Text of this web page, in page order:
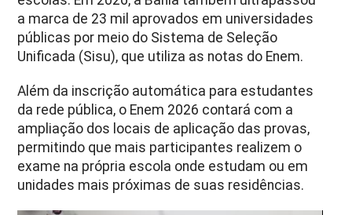
a marca de 23 mil aprovados em universidades
públicas por meio do Sistema de Seleção
Unificada (Sisu), que utiliza as notas do Enem.
Além da inscrição automática para estudantes
da rede pública, o Enem 2026 contará com a
ampliação dos locais de aplicação das provas,
permitindo que mais participantes realizem o
exame na própria escola onde estudam ou em
unidades mais próximas de suas residências.